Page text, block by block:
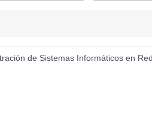
de Sistemas Informáticos en